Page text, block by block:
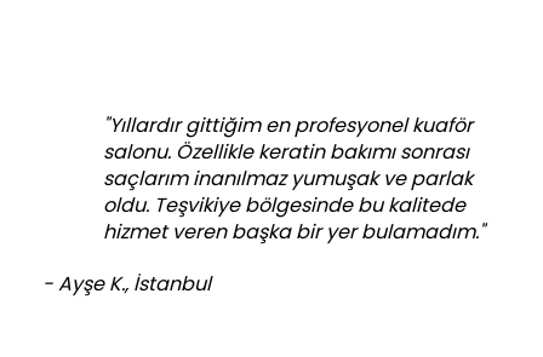
"Yıllardır gittiğim en profesyonel kuaför
salonu. Özellikle keratin bakımı sonrası
saçlarım inanılmaz yumuşak ve parlak
oldu. Teşvikiye bölgesinde bu kalitede
hizmet veren başka bir yer bulamadım."
- Ayşe K., İstanbul